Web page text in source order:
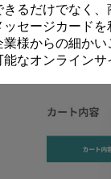
るだけでなく、
ッセージカード
様からの細かい
能なオンラインサ